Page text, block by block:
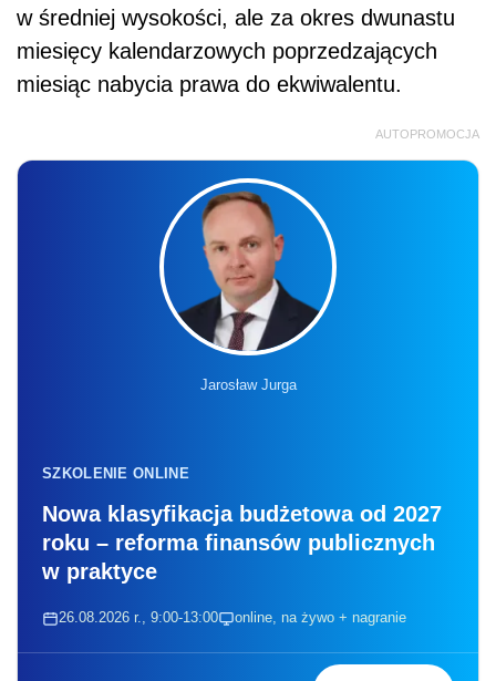
w średniej wysokości, ale za okres dwunastu
miesięcy kalendarzowych poprzedzających
miesiąc nabycia prawa do ekwiwalentu.
AUTOPROMOCJA
Jarosław Jurga
SZKOLENIE ONLINE
Nowa klasyfikacja budżetowa od 2027
roku – reforma finansów publicznych
w praktyce
26.08.2026 r., 9:00-13:00 online, na żywo + nagranie